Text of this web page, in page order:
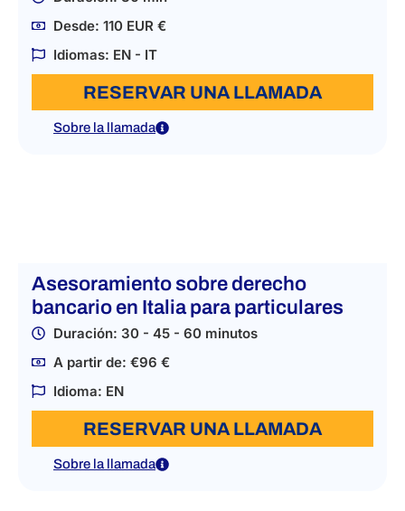
Desde: 110 EUR €
Idiomas: EN - IT
RESERVAR UNA LLAMADA
Sobre la llamada
Asesoramiento sobre derecho
bancario en Italia para particulares
Duración: 30 - 45 - 60 minutos
A partir de: €96 €
Idioma: EN
RESERVAR UNA LLAMADA
Sobre la llamada